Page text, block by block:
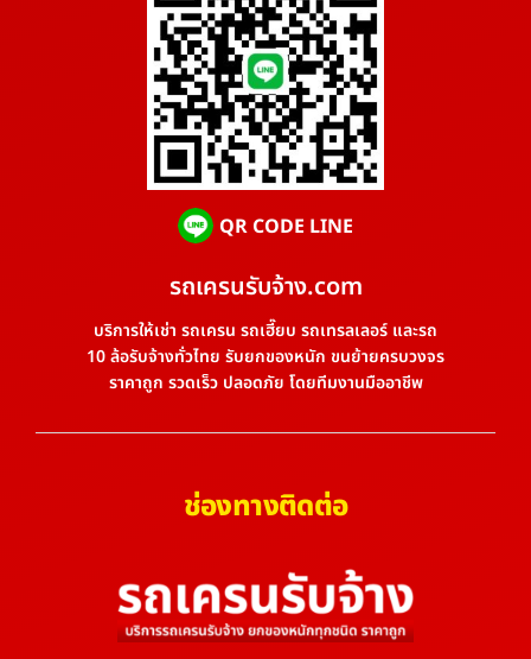
QR CODE LINE
รถเครนรับจ้าง.com
บริการให้เช่า รถเครน รถเฮี๊ยบ รถเทรลเลอร์ และรถ
10 ล้อรับจ้างทั่วไทย รับยกของหนัก ขนย้ายครบวงจร
ราคาถูก รวดเร็ว ปลอดภัย โดยทีมงานมืออาชีพ
ช่องทางติดต่อ